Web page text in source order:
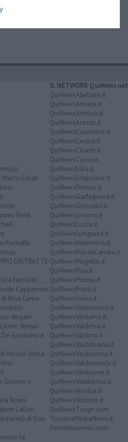
Celati
Pardi
Fiumalbi
DISTRATTE
Fiumalbi
Cappannari
Blue Lama
Vergani
Venturi
Girolamo e
Nicolò Stella
Guerrini e
Rovini
Calleri
di Don
la
IL NETWORK QuiNews.net
QuiNewsAbetone.it
QuiNewsAmiata.it
QuiNewsAnimali.it
QuiNewsArezzo.it
QuiNewsCasentino.it
QuiNewsCecina.it
QuiNewsChianti.it
QuiNewsCuoio.it
QuiNewsElba.it
QuiNewsEmpolese.it
QuiNewsFirenze.it
QuiNewsGarfagnana.it
QuiNewsGrosseto.it
QuiNewsLivorno.it
QuiNewsLucca.it
QuiNewsLunigiana.it
QuiNewsMaremma.it
QuiNewsMassaCarrara.it
QuiNewsMugello.it
QuiNewsPisa.it
QuiNewsPistoia.it
QuiNewsPrato.it
QuiNewsSiena.it
QuiNewsValbisenzio.it
QuiNewsValdarno.it
QuiNewsValdelsa.it
QuiNewsValdera.it
QuiNewsValdichiana.it
QuiNewsValdicornia.it
QuiNewsValdinievole.it
QuiNewsValdisieve.it
QuiNewsValtiberina.it
QuiNewsVersilia.it
QuiNewsVolterra.it
QuiNewsTango.com
ToscanaMediaNews.it
Fiorentinanews.com